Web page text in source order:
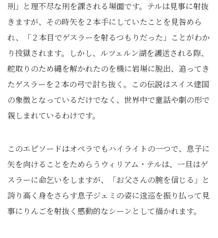
刑」と理不尽な刑を課される場面です。テルは見事に射抜
きますが、その時矢を２本手にしていたことを見咎めら
れ、「２本目でゲスラーを射るつもりだった」ことがわか
り投獄されます。しかし、ルツェルン湖を護送される際、
舵取りのため縄を解かれたのを機に岩場に脱出、追ってき
たゲスラーを２本の弓で討ち抜く。この伝説はスイス建国
の象徴となっているだけでなく、世界中で童話や劇の形で
親しまれているわけです。
このエピソードはオペラでもハイライトの一つで、息子に
矢を向けることをためらうウィリアム・テルは、一旦はゲ
スラーに命乞いをしますが、「お父さんの腕を信じる」と
誇り高く身をさらす息子ジェミの姿に逡巡を振り払って見
事にりんごを射抜く感動的なシーンとして描かれます。